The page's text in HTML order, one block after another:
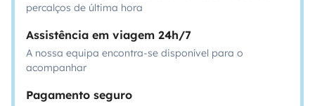
percalços de última hora
Assistência em viagem 24h/7
A nossa equipa encontra-se disponível para o
acompanhar
Pagamento seguro